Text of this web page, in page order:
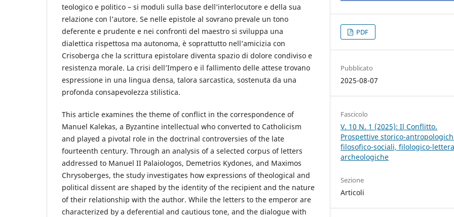
teologico e politico – si moduli sulla base dell’interlocutore e della sua
relazione con l’autore. Se nelle epistole al sovrano prevale un tono
deferente e prudente e nei confronti del maestro si sviluppa una
dialettica rispettosa ma autonoma, è soprattutto nell’amicizia con
Crisoberga che la scrittura epistolare diventa spazio di dolore condiviso e
resistenza morale. La crisi dell’Impero e il fallimento delle attese trova­no
espressione in una lingua densa, talora sarcastica, sostenuta da una
profonda consapevolezza stilistica.
This article examines the theme of conflict in the correspondence of
Manuel Kalekas, a Byzantine intellectual who converted to Catholicism
and played a pivotal role in the doctrinal controversies of the late
fourteenth century. Through an analysis of a selected corpus of letters
addressed to Manuel II Palaiologos, Demetrios Kydones, and Maximos
Chrysoberges, the study investigates how expressions of theological and
political dissent are shaped by the identity of the recipient and the nature
of their relationship with the author. While the letters to the emperor are
characterized by a deferential and cautious tone, and the dialogue with
PDF
Pubblicato
2025-08-07
Fascicolo
V. 10 N. 1 (2025): Il Conflitto.
Prospettive storico-
filosofico-sociali, filologico-
archeologiche
Sezione
Articoli